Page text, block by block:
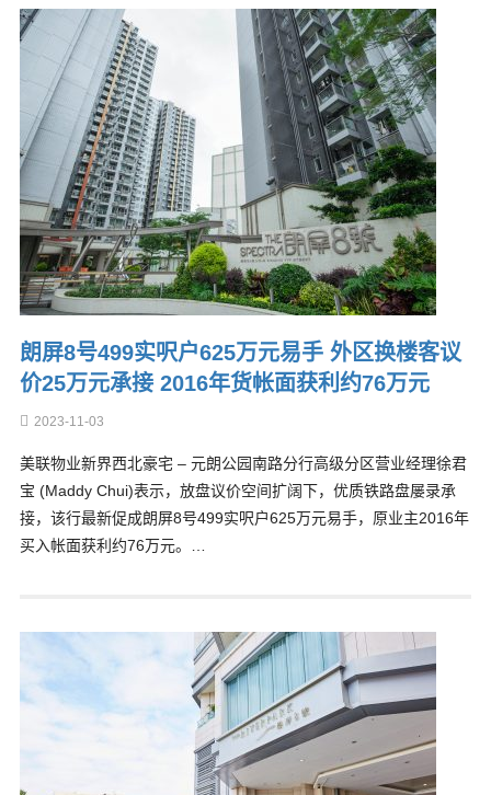
朗屏8号499实呎户625万元易手 外区换楼客议
价25万元承接 2016年货帐面获利约76万元
2023-11-03
美联物业新界西北豪宅 – 元朗公园南路分行高级分区营业经理徐君
宝 (Maddy Chui)表示，放盘议价空间扩阔下，优质铁路盘屡录承
接，该行最新促成朗屏8号499实呎户625万元易手，原业主2016年
买入帐面获利约76万元。…